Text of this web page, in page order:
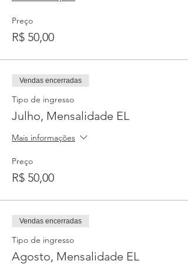
Preço
R$ 50,00
Vendas encerradas
Tipo de ingresso
Julho, Mensalidade EL
Mais informações
Preço
R$ 50,00
Vendas encerradas
Tipo de ingresso
Agosto, Mensalidade EL